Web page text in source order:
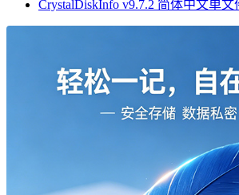
CrystalDiskInfo v9.7.2 简体中文单